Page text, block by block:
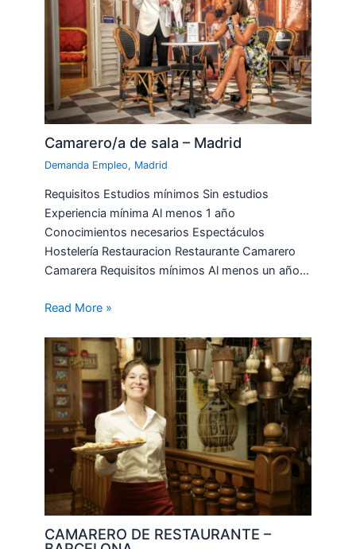
Camarero/a de sala – Madrid
Demanda Empleo, Madrid
Requisitos Estudios mínimos Sin estudios
Experiencia mínima Al menos 1 año
Conocimientos necesarios Espectáculos
Hostelería Restauracion Restaurante Camarero
Camarera Requisitos mínimos Al menos un año…
Read More »
CAMARERO DE RESTAURANTE –